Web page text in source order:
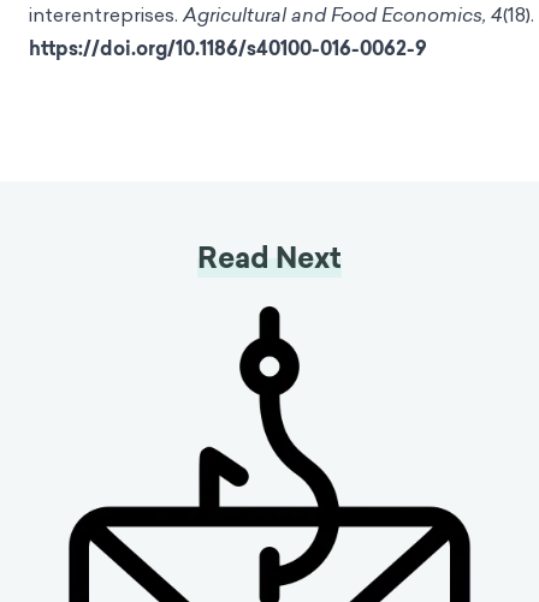
interentreprises.Agricultural and Food Economics, 4(18).
https://doi.org/10.1186/s40100-016-0062-9
Read Next